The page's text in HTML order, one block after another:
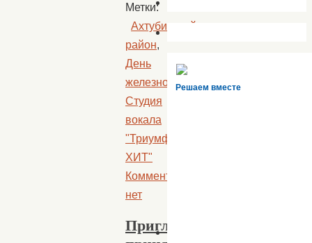
Метки:
Ахтубинский
район,
День
железнодорожника
Студия
вокала
"Триумф
ХИТ"
Комментариев
нет
Приглашаем
Решаем вместе